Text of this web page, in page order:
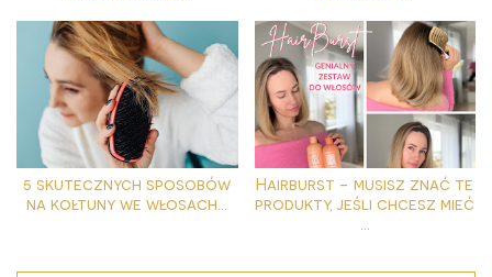
5 skutecznych sposobów
na kołtuny we włosach...
Hairburst - musisz znać te
produkty, jeśli chcesz mieć